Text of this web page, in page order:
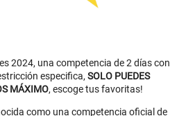
2024, una competencia de 2 días con
especifica, SOLO PUEDES
MÁXIMO, escoge tus favoritas!
como una competencia oficial de